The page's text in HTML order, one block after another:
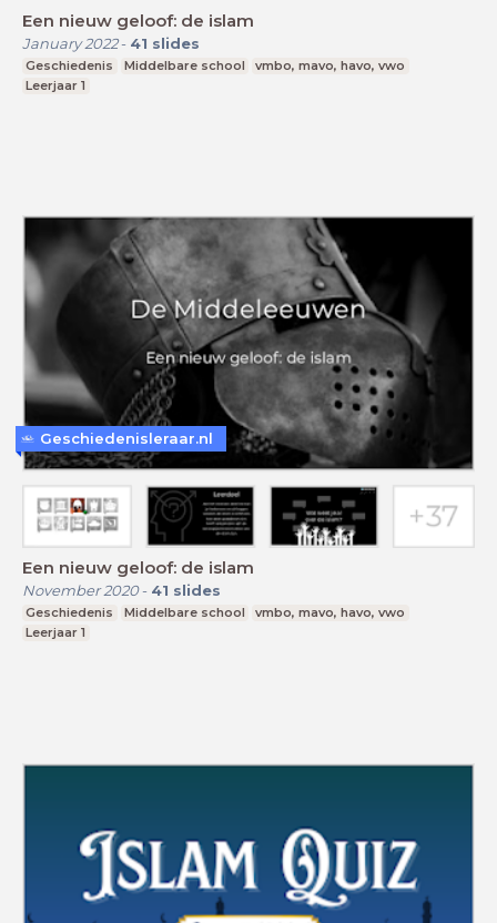
Een nieuw geloof: de islam
January 2022- 41 slides
Geschiedenis Middelbare school
vmbo, mavo, havo, vwo
Leerjaar 1
Een nieuw geloof: de islam
November 2020- 41 slides
Geschiedenis Middelbare school
vmbo, mavo, havo, vwo
Leerjaar 1
Geschiedenisleraar.nl